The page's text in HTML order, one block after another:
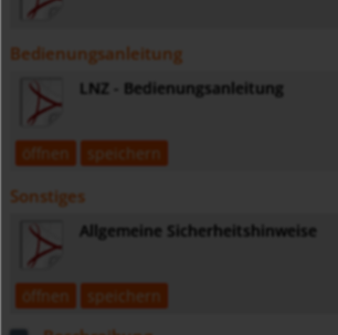
Bedienungsanleitung
LNZ - Bedienungsanleitung
öffnen speichern
Sonstiges
Allgemeine Sicherheitshinweise
öffnen speichern